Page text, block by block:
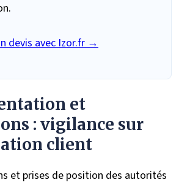
devis avec Izor.fr →
et
: vigilance sur
client
et prises de position des autorités